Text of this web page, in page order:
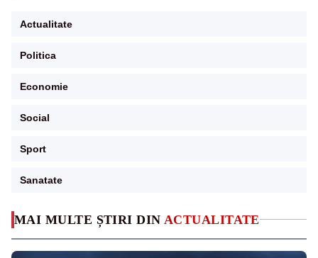
MAI MULTE ȘTIRI DIN ACTUALITATE
Actualitate
Politica
Economie
Social
Sport
Sanatate